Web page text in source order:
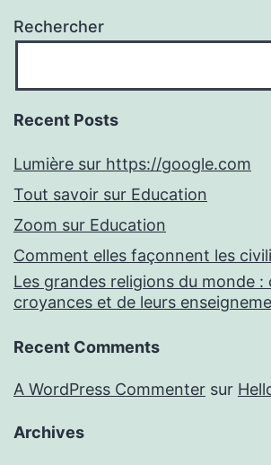
Rechercher
Recent Posts
Lumière sur https://google.com
Tout savoir sur Education
Zoom sur Education
Comment elles façonnent les
Les grandes religions du monde
croyances et de leurs
Recent Comments
A WordPress Commenter sur
Archives